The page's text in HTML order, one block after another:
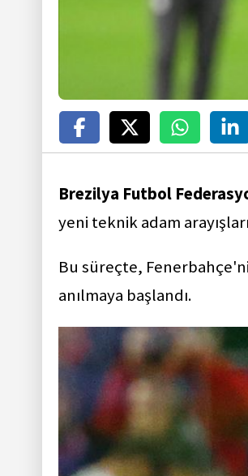
Brezilya Futbol
yeni teknik adam
Bu süreçte,
anılmaya başlandı.